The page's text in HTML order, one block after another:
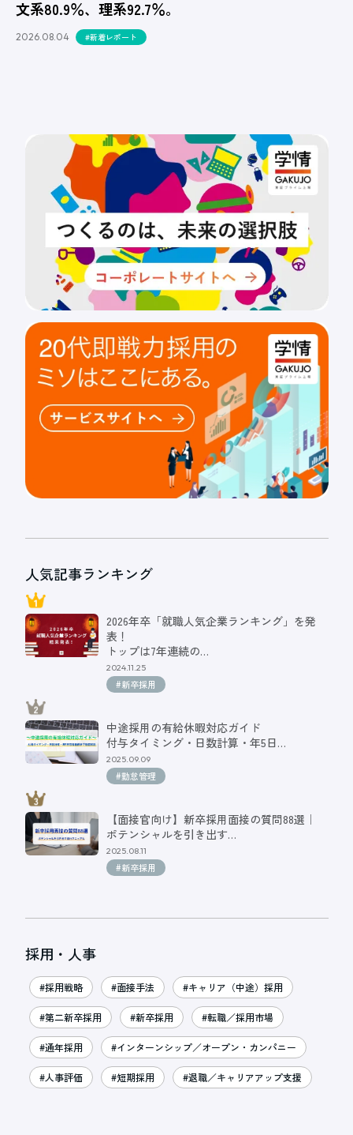
文系80.9％、理系92.7％。
2026.08.04 #新着レポート
人気記事ランキング
2026年卒「就職人気企業ランキング」を発
表！
トップは7年連続の…
2024.11.25
#新卒採用
中途採用の有給休暇対応ガイド
付与タイミング・日数計算・年5日…
2025.09.09
#勤怠管理
【面接官向け】新卒採用面接の質問88選｜
ポテンシャルを引き出す…
2025.08.11
#新卒採用
採用・人事
#採用戦略 #面接手法 #キャリア（中途）採用
#第二新卒採用 #新卒採用 #転職／採用市場
#通年採用 #インターンシップ／オープン・カンパニー
#人事評価 #短期採用 #退職／キャリアアップ支援